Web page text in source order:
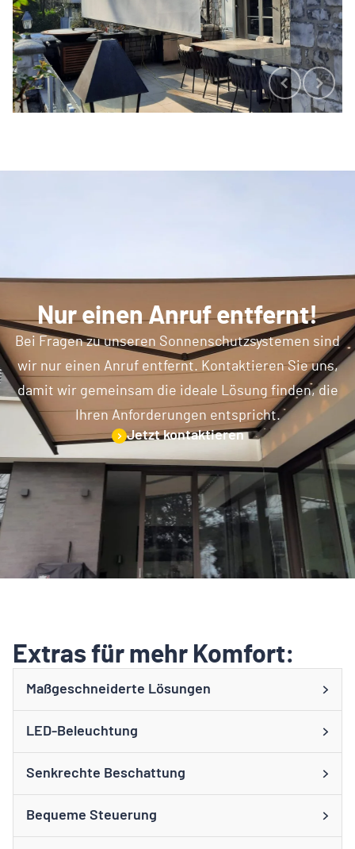
Nur einen Anruf entfernt!
Bei Fragen zu unseren Sonnenschutzsystemen sind
wir nur einen Anruf entfernt. Kontaktieren Sie uns,
damit wir gemeinsam die ideale Lösung finden, die
Ihren Anforderungen entspricht.
Jetzt kontaktieren
Extras für mehr Komfort:
Maßgeschneiderte Lösungen
LED-Beleuchtung
Senkrechte Beschattung
Bequeme Steuerung